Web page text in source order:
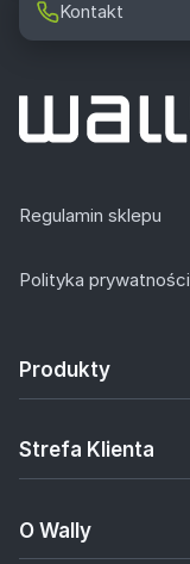
Kontakt
Regulamin sklepu
Polityka prywatności
Produkty
Strefa Klienta
O Wally